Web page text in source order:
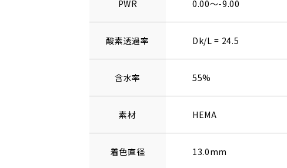
PWR 0.00～-9.00
酸素透過率 Dk/L = 24.5
含水率 55%
素材 HEMA
着色直径 13.0mm